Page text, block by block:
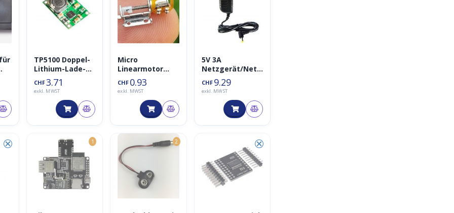
TP5100 Doppel-
Lithium-Lade-
Management
(auch single)
CHF3.71
exkl. MWST
Micro
Linearmotor
5mm
CHF 0.93
exkl. MWST
5V 3A
Netzgerät/Netz
teil Power
Adapter AC/DC
CHF 9.29
exkl. MWST
⮿ 1 2 ⮿